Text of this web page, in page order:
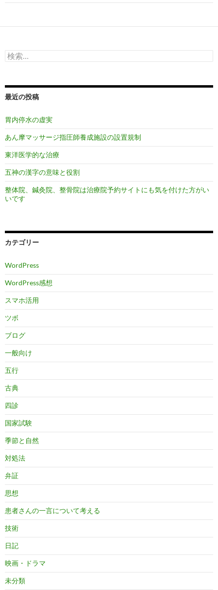
ゲ
ー
ョ
検
索:
最近の投稿
胃内停水の虚実
あん摩マッサージ指圧師養成施設の設置規制
東洋医学的な治療
五神の漢字の意味と役割
整体院、鍼灸院、整骨院は治療院予約サイトにも気を付けた方がい
いです
カテゴリー
WordPress
WordPress感想
スマホ活用
ツボ
ブログ
一般向け
五行
古典
四診
国家試験
季節と自然
対処法
弁証
思想
患者さんの一言について考える
技術
日記
映画・ドラマ
未分類